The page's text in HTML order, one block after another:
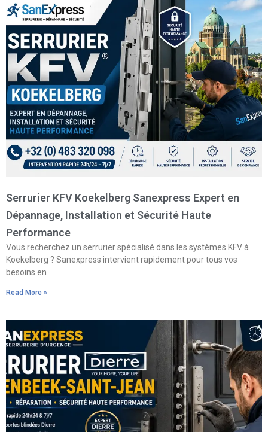
Serrurier KFV Koekelberg Sanexpress Expert en
Dépannage, Installation et Sécurité Haute
Performance
Vous recherchez un serrurier spécialisé dans les systèmes KFV à
Koekelberg ? Sanexpress intervient rapidement pour tous vos
besoins en
Read More »